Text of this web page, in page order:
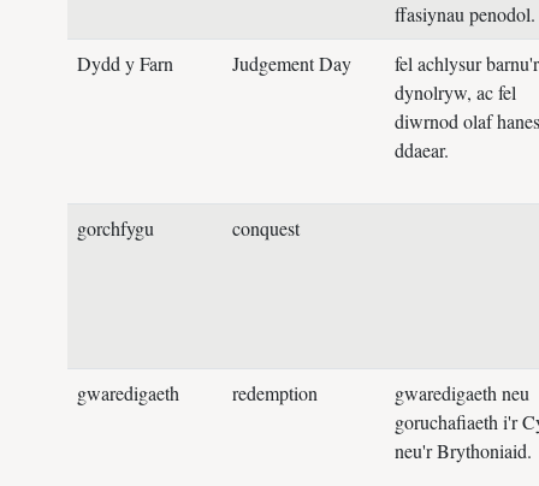
ffasiynau penodol.
Dydd y Farn
Judgement Day
fel achlysur barnu'r
dynolryw, ac fel
diwrnod olaf
ddaear.
gorchfygu conquest
gwaredigaeth redemption
gwaredigaeth neu
goruchafiaeth i'r
neu'r Brythoniaid.